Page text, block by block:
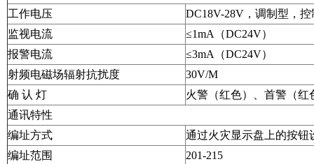
工作电压
DC18V-28V，调制型，
监视电流
≤1mA（DC24V）
报警电流
≤3mA（DC24V）
射频电磁场辐射抗扰度
30V/M
确 认 灯
火警（红色）、首警（
通讯特性
编址方式
通过火灾显示盘上的按钮
编址范围
201-215